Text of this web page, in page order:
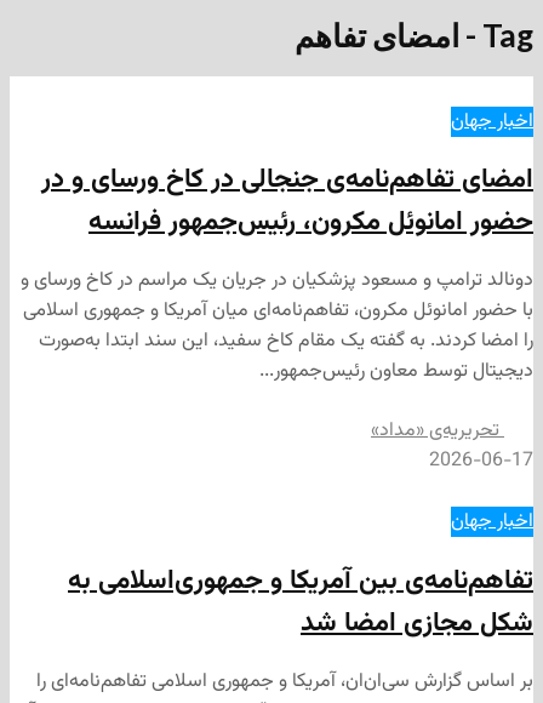
جنجالی در کاخ ورسای و در
مکرون، رئیس‌جمهور فرانسه
و مسعود پزشکیان در جریان یک مراسم در کاخ ورسای و
مکرون، تفاهم‌نامه‌ای میان آمریکا و جمهوری اسلامی
به گفته یک مقام کاخ سفید، این سند ابتدا به‌صورت
معاون رئیس‌جمهور...
«مداد»
بین آمریکا و جمهوری‌اسلامی به
امضا شد
سی‌ان‌ان، آمریکا و جمهوری اسلامی تفاهم‌نامه‌ای را